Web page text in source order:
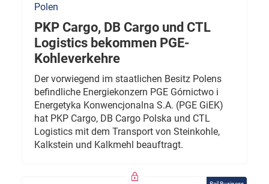
Polen
PKP Cargo, DB Cargo und CTL
Logistics bekommen PGE-
Kohleverkehre
Der vorwiegend im staatlichen Besitz Polens
befindliche Energiekonzern PGE Górnictwo i
Energetyka Konwencjonalna S.A. (PGE GiEK)
hat PKP Cargo, DB Cargo Polska und CTL
Logistics mit dem Transport von Steinkohle,
Kalkstein und Kalkmehl beauftragt.